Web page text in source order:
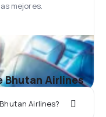
mejores.
Bhutan Airlines
Airlines?